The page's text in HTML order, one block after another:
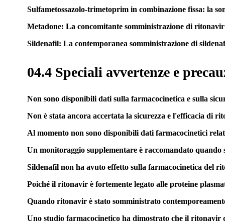
Sulfametossazolo-trimetoprim in combinazione fissa: la
Metadone: La concomitante somministrazione di
Sildenafil: La contemporanea somministrazione di
04.4 Speciali avvertenze e
Non sono disponibili dati sulla farmacocinetica e sulla
Non è stata ancora accertata la sicurezza e l'efficacia di
Al momento non sono disponibili dati farmacocinetici
Un monitoraggio supplementare è raccomandato
Sildenafil non ha avuto effetto sulla farmacocinetica del
Poiché il ritonavir è fortemente legato alle proteine
Quando ritonavir è stato somministrato
Uno studio farmacocinetico ha dimostrato che il ritonavir